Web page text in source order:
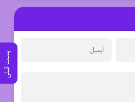
پست قبلی